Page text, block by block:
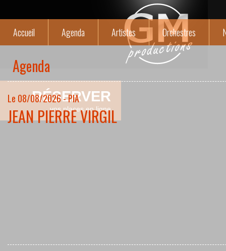
RÉSERVER
vos places en ligne
Accueil Agenda Artistes Orchestres
Agenda
Le 08/08/2026 - PIA
JEAN PIERRE VIRGIL